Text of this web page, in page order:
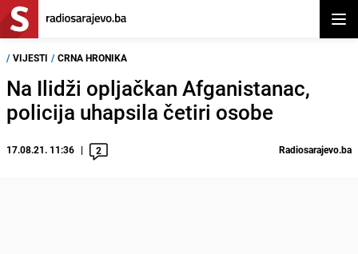
/ VIJESTI / CRNA HRONIKA
Na Ilidži opljačkan Afganistanac,
policija uhapsila četiri osobe
17.08.21. 11:36 2 Radiosarajevo.ba